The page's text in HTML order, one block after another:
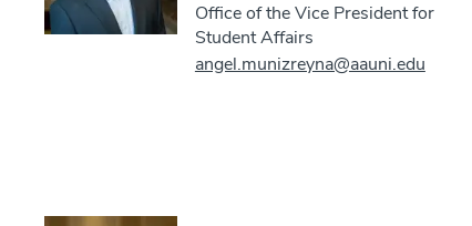
Office of the Vice President for
Student Affairs
angel.munizreyna@aauni.edu